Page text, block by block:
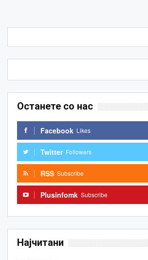
Останете со нас
Facebook Likes
Twitter Followers
RSS Subscribe
Plusinfomk Subscribe
Најчитани